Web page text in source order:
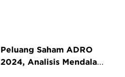
Peluang Saham ADRO
2024, Analisis Mendalam